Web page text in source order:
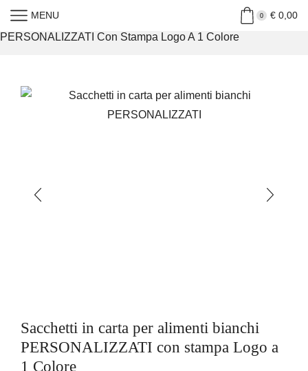
MENU 0 €0,00
Home »Shop
Sacchetti In Carta Per Alimenti Bianchi
PERSONALIZZATI Con Stampa Logo A 1 Colore
Sacchetti in carta per alimenti bianchi
PERSONALIZZATI con stampa Logo a
1 Colore